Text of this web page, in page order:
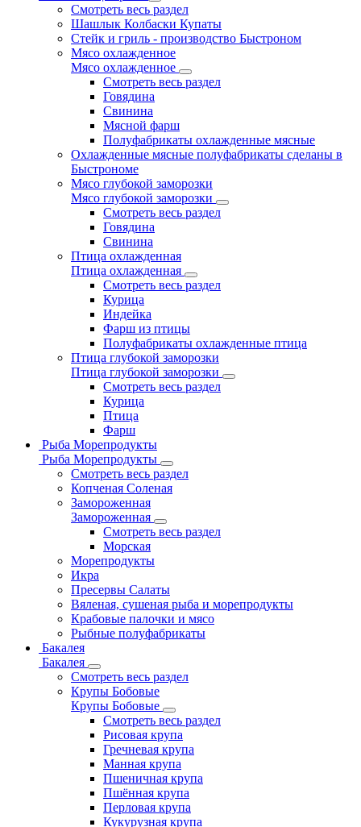
Смотреть весь раздел
Шашлык Колбаски Купаты
Стейк и гриль - производство Быстроном
Мясо охлажденное
Мясо охлажденное
Смотреть весь раздел
Говядина
Свинина
Мясной фарш
Полуфабрикаты охлажденные мясные
Охлажденные мясные полуфабрикаты сделаны в
Быстрономе
Мясо глубокой заморозки
Мясо глубокой заморозки
Смотреть весь раздел
Говядина
Свинина
Птица охлажденная
Птица охлажденная
Смотреть весь раздел
Курица
Индейка
Фарш из птицы
Полуфабрикаты охлажденные птица
Птица глубокой заморозки
Птица глубокой заморозки
Смотреть весь раздел
Курица
Птица
Фарш
Рыба Морепродукты
Рыба Морепродукты
Смотреть весь раздел
Копченая Соленая
Замороженная
Замороженная
Смотреть весь раздел
Морская
Морепродукты
Икра
Пресервы Салаты
Вяленая, сушеная рыба и морепродукты
Крабовые палочки и мясо
Рыбные полуфабрикаты
Бакалея
Бакалея
Смотреть весь раздел
Крупы Бобовые
Крупы Бобовые
Смотреть весь раздел
Рисовая крупа
Гречневая крупа
Манная крупа
Пшеничная крупа
Пшённая крупа
Перловая крупа
Кукурузная крупа